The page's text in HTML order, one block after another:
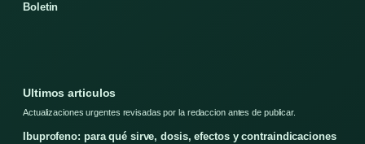
Boletin
Ultimos articulos
Actualizaciones urgentes revisadas por la redaccion antes de publicar.
Ibuprofeno: para qué sirve, dosis, efectos y contraindicaciones